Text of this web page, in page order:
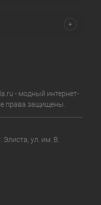
- модный интернет-
права защищены.
ул. им. В.